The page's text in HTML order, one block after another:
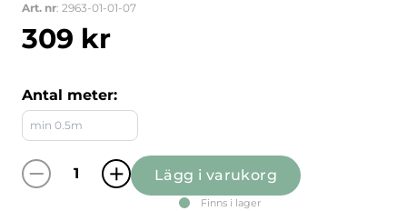
Art. nr: 2963-01-01-07
309 kr
Antal meter:
Trast I Hast gulgrön tyg metervara mängd
Lägg i varukorg
Finns i lager